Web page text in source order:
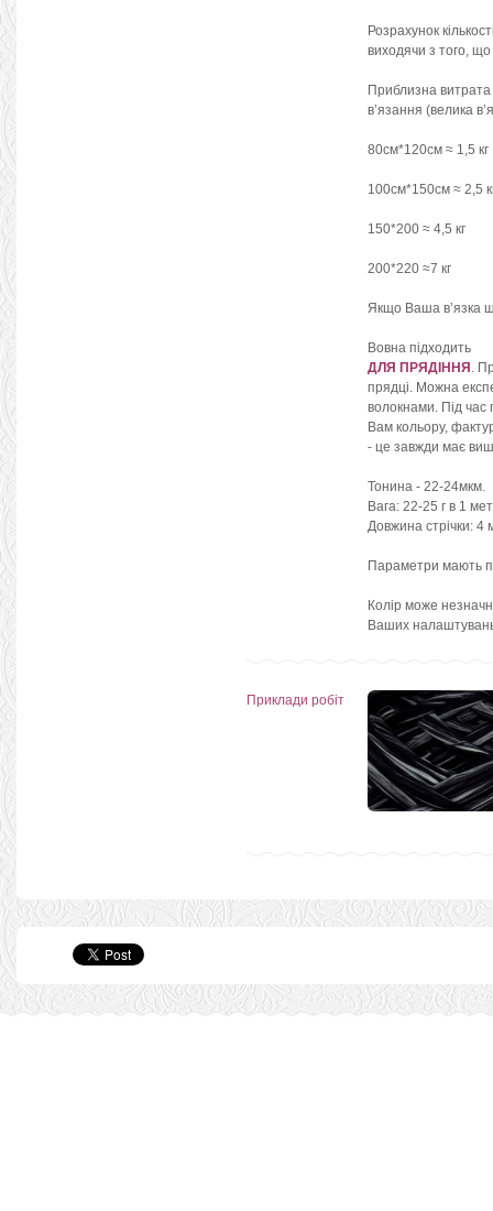
Розрахунок
виходячи з того,
Приблизна витрата
в’язання (велика
80см*120см ≈ 1,5 кг
100см*150см ≈ 2,5
150*200 ≈ 4,5 кг
200*220 ≈7 кг
Якщо Ваша в’язка
Вовна підходить
ДЛЯ ПРЯДІННЯ .
прядці. Можна
волокнами. Під час
Вам кольору,
- це завжди має
Тонина - 22-24мкм.
Вага: 22-25 г в 1
Довжина стрічки: 4
Параметри мають
Колір може
Ваших
Приклади робіт